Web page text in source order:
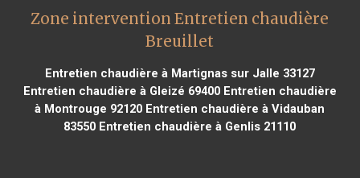
Zone intervention Entretien chaudière
Breuillet
Entretien chaudière à Martignas sur Jalle 33127
Entretien chaudière à Gleizé 69400Entretien chaudière
à Montrouge 92120 Entretien chaudière à Vidauban
83550 Entretien chaudière à Genlis 21110